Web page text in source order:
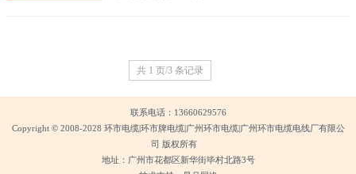
共 1 页/3 条记录
联系电话：13660629576
Copyright © 2008-2028 环市电缆|环市牌电缆|广州环市电缆|广州环市电缆电线厂有限公
司 版权所有
地址：广州市花都区新华街毕村北路3号